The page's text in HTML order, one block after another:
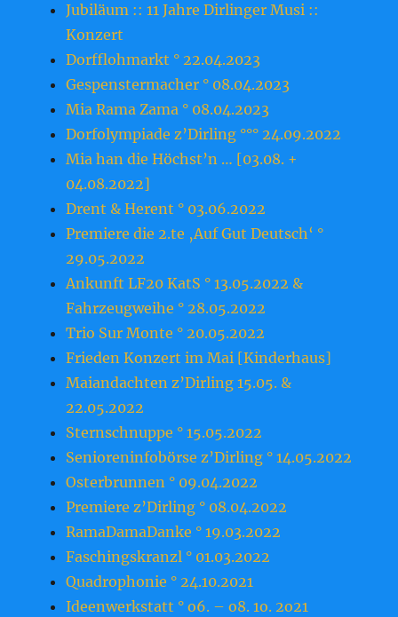
Jubiläum :: 11 Jahre Dirlinger Musi ::
Konzert
Dorfflohmarkt ° 22.04.2023
Gespenstermacher ° 08.04.2023
Mia Rama Zama ° 08.04.2023
Dorfolympiade z’Dirling °°° 24.09.2022
Mia han die Höchst’n … [03.08. +
04.08.2022]
Drent & Herent ° 03.06.2022
Premiere die 2.te ‚Auf Gut Deutsch‘ °
29.05.2022
Ankunft LF20 KatS ° 13.05.2022 &
Fahrzeugweihe ° 28.05.2022
Trio Sur Monte ° 20.05.2022
Frieden Konzert im Mai [Kinderhaus]
Maiandachten z’Dirling 15.05. &
22.05.2022
Sternschnuppe ° 15.05.2022
Senioreninfobörse z’Dirling ° 14.05.2022
Osterbrunnen ° 09.04.2022
Premiere z’Dirling ° 08.04.2022
RamaDamaDanke ° 19.03.2022
Faschingskranzl ° 01.03.2022
Quadrophonie ° 24.10.2021
Ideenwerkstatt ° o6. – o8. 1o. 2o21